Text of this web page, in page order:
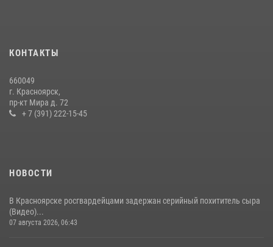
КОНТАКТЫ
660049
г. Красноярск,
пр-кт Мира д. 72
+ 7 (391) 222-15-45
НОВОСТИ
В Красноярске росгвардейцами задержан серийный похититель сыра
(Видео)...
07 августа 2026, 06:43